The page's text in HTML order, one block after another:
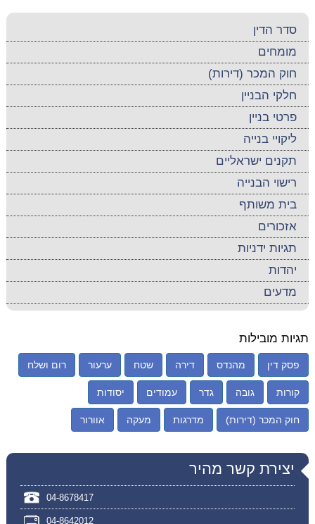
סדר הדין
מומחים
חוק המכר (דירות)
חלקי הבניין
פרטי בניין
ליקויי בנייה
תקנים ישראליים
רישוי הבנייה
בית משותף
אזכורים
תגיות ידניות
יהדות
מדעים
תגיות מובילות
פסק דין מהנדס דירה שטח ערעור רום ושלח
קורות גובה גדר עמודים יסודות
חוק המכר (דירות) מדרגות מעקה אוורור
יצירת קשר מהיר
04-8678417
04-8642012